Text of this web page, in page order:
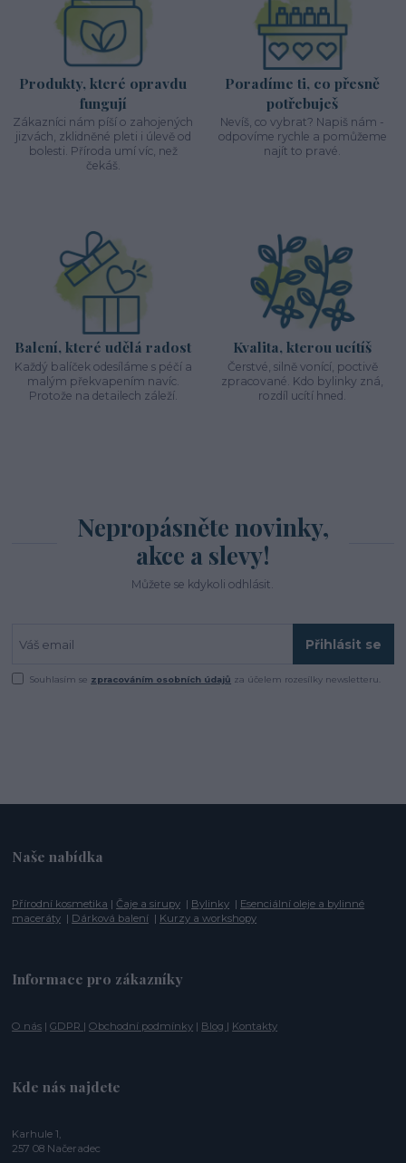
Produkty, které opravdu
fungují
Zákazníci nám píší o zahojených
jizvách, zklidněné pleti i úlevě od
bolesti. Příroda umí víc, než
čekáš.
Poradíme ti, co přesně
potřebuješ
Nevíš, co vybrat? Napiš nám -
odpovíme rychle a pomůžeme
najít to pravé.
Balení, které udělá radost
Každý balíček odesíláme s péčí a
malým překvapením navíc.
Protože na detailech záleží.
Kvalita, kterou ucítíš
Čerstvé, silně vonící, poctivě
zpracované. Kdo bylinky zná,
rozdíl ucítí hned.
Nepropásněte novinky,
akce a slevy!
Můžete se kdykoli odhlásit.
Přihlásit se
Souhlasím se zpracováním osobních údajů za účelem rozesílky newsletteru.
Naše nabídka
Přírodní kosmetika |Čaje a sirupy | Bylinky | Esenciální oleje a bylinné
maceráty | Dárková balení | Kurzy a workshopy
Informace pro zákazníky
O nás |GDPR |Obchodní podmínky | Blog | Kontakty
Kde nás najdete
Karhule 1,
257 08 Načeradec